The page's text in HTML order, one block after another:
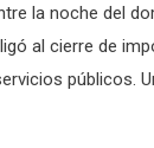
la noche del
al cierre de
públicos.